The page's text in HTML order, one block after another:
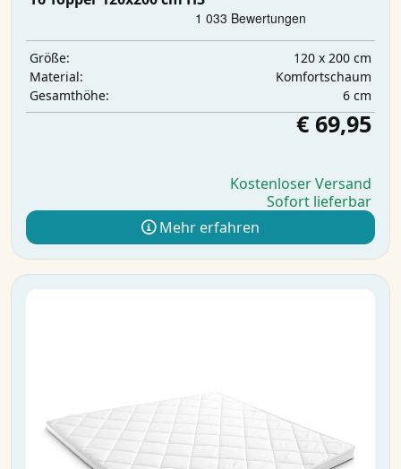
Größe:
120 x 200 cm
Material:
Komfortschaum
Gesamthöhe:
6 cm
€ 69,95
Kostenloser Versand
Sofort lieferbar
Mehr erfahren